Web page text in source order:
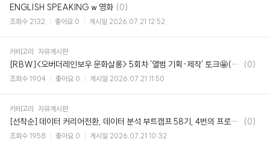
ENGLISH SPEAKING w 영화 댓
글
(0)
조회수 2132 좋아요 0 게시일 2026.07.21 12:52
카테고리 자유게시판
[RBW]<오버더레인보우 문화살롱> 5회차 '앨범 기획·제작' 토크🤩(~08/06)
댓
(0)
조회수 1904 좋아요 0 게시일 2026.07.21 11:50
카테고리 자유게시판
[선착순] 데이터 커리어전환, 데이터 분석 부트캠프 58기, 4번의 프로젝트로 실무 종결
댓
(0)
조회수 1958 좋아요 0 게시일 2026.07.21 10:32